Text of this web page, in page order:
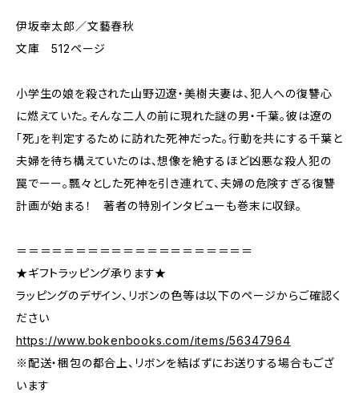
伊坂幸太郎／文藝春秋
文庫 512ページ
小学生の娘を殺された山野辺遼・美樹夫妻は、犯人への復讐心
に燃えていた。そんな二人の前に現れた謎の男・千葉。彼は遼の
「死」を判定するために訪れた死神だった。行動を共にする千葉と
夫婦を待ち構えていたのは、想像を絶するほど凶悪な殺人犯の
罠でーー。飄々とした死神を引き連れて、夫婦の危険すぎる復讐
計画が始まる！ 著者の特別インタビューも巻末に収録。
＝＝＝＝＝＝＝＝＝＝＝＝＝＝＝＝＝＝＝＝
★ギフトラッピング承ります★
ラッピングのデザイン、リボンの色等は以下のページからご確認く
ださい
https://www.bokenbooks.com/items/56347964
※配送・梱包の都合上、リボンを結ばずにお送りする場合もござ
います